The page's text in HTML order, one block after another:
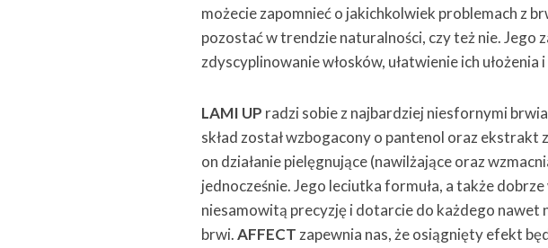
możecie zapomnieć o jakichkolwiek problemach z
pozostać w trendzie naturalności, czy też nie. Jego
zdyscyplinowanie włosków, ułatwienie ich
LAMI UP radzi sobie z najbardziej niesfornymi
skład został wzbogacony o pantenol oraz
on działanie pielęgnujące (nawilżające oraz
jednocześnie. Jego leciutka formuła, a także
niesamowitą precyzję i dotarcie do każdego nawet
brwi.AFFECTzapewnia nas, że osiągnięty efekt